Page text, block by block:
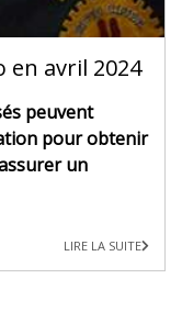
en avril 2024
peuvent
pour obtenir
un
LIRE LA SUITE